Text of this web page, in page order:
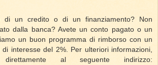
di un credito o di un finanziamento? Non
dalla banca? Avete un conto pagato o un
un buon programma di rimborso con un
di interesse del 2%. Per ulteriori informazioni,
direttamente al seguente indirizzo: